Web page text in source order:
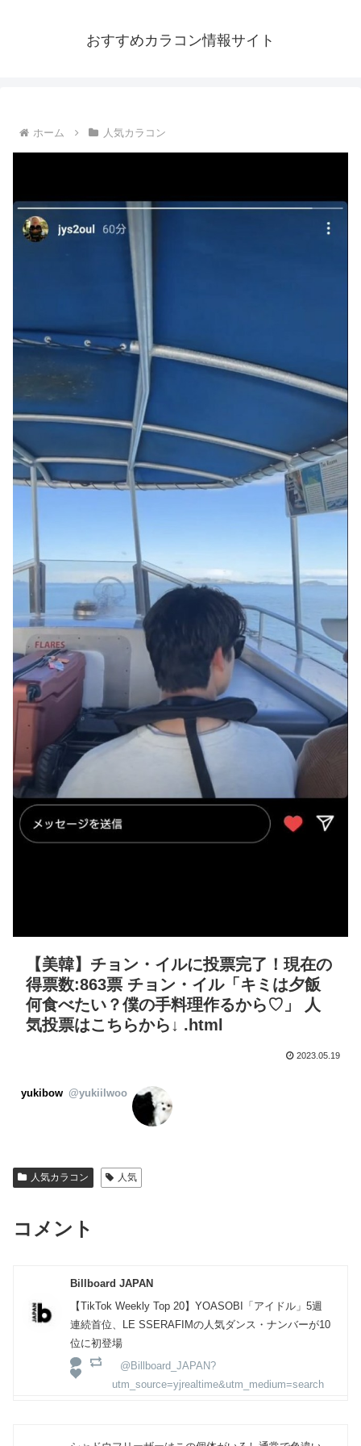
おすすめカラコン情報サイト
ホーム 人気カラコン
【美韓】チョン・イルに投票完了！現在の
得票数:863票 チョン・イル「キミは夕飯
何食べたい？僕の手料理作るから♡」 人
気投票はこちらから↓ .html
2023.05.19
yukibow @yukiilwoo
人気カラコン 人気
コメント
Billboard JAPAN
【TikTok Weekly Top 20】YOASOBI「アイドル」5週
連続首位、LE SSERAFIMの人気ダンス・ナンバーが10
位に初登場
@Billboard_JAPAN?
utm_source=yjrealtime&utm_medium=search